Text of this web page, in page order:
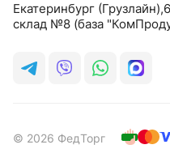
Екатеринбург
склад №8 (база
© 2026 ФедТорг